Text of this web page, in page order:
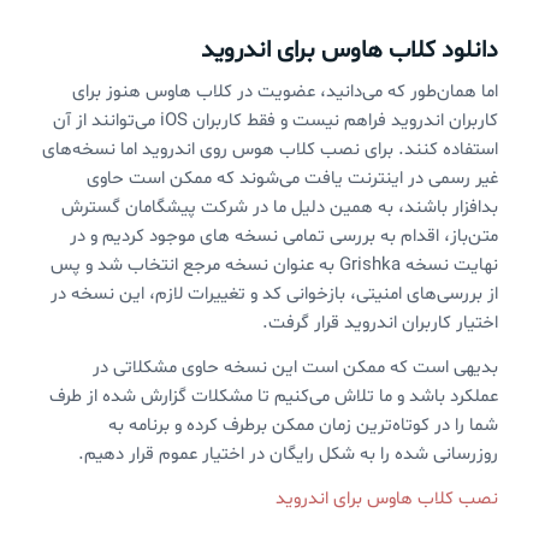
دانلود کلاب هاوس برای اندروید
اما همان‌طور که می‌دانید، عضویت در کلاب هاوس هنوز برای
کاربران اندروید فراهم نیست و فقط کاربران iOS می‌توانند از آن
استفاده کنند. برای نصب کلاب هوس روی اندروید اما نسخه‌های
غیر رسمی در اینترنت یافت می‌شوند که ممکن است حاوی
بدافزار باشند، به همین دلیل ما در شرکت پیشگامان گسترش
متن‌باز، اقدام به بررسی تمامی نسخه های موجود کردیم و در
نهایت نسخه Grishka به عنوان نسخه مرجع انتخاب شد و پس
از بررسی‌های امنیتی، بازخوانی کد و تغییرات لازم، این نسخه در
اختیار کاربران اندروید قرار گرفت.
بدیهی است که ممکن است این نسخه حاوی مشکلاتی در
عملکرد باشد و ما تلاش می‌کنیم تا مشکلات گزارش شده از طرف
شما را در کوتاه‌ترین زمان ممکن برطرف کرده و برنامه به
روزرسانی شده را به شکل رایگان در اختیار عموم قرار دهیم.
نصب کلاب هاوس برای اندروید